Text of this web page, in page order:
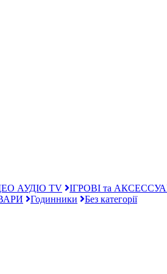
АУДІО TV ІГРОВІ та
Годинники Без категорії